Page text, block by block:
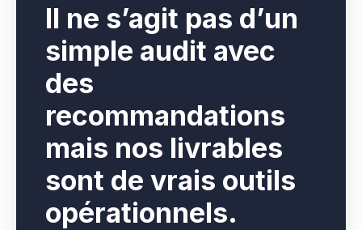
Il ne s’agit pas d’un
simple audit avec
des
recommandations
mais nos livrables
sont de vrais outils
opérationnels.